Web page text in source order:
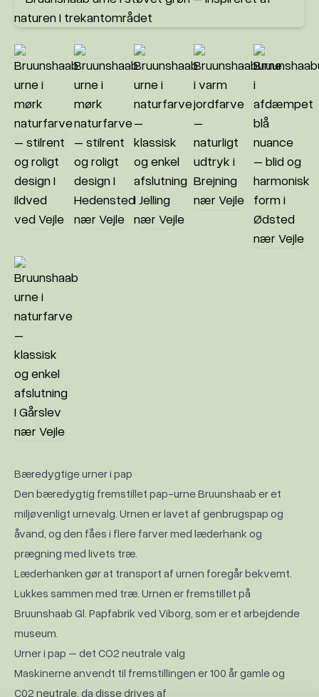
20 87 10 00
Bæredygtige urner i pap
Den bæredygtig fremstillet pap-urne Bruunshaab er et
miljøvenligt urnevalg. Urnen er lavet af genbrugspap og
åvand, og den fåes i flere farver med læderhank og
prægning med livets træ.
Læderhanken gør at transport af urnen foregår bekvemt.
Lukkes sammen med træ. Urnen er fremstillet på
Bruunshaab Gl. Papfabrik ved Viborg, som er et arbejdende
museum.
Urner i pap – det CO2 neutrale valg
Maskinerne anvendt til fremstillingen er 100 år gamle og
C02 neutrale, da disse drives af